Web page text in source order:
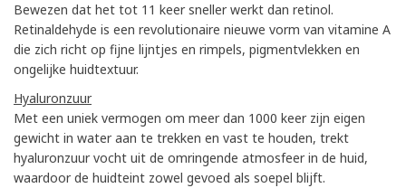
Bewezen dat het tot 11 keer sneller werkt dan retinol.
Retinaldehyde is een revolutionaire nieuwe vorm van vitamine A
die zich richt op fijne lijntjes en rimpels, pigmentvlekken en
ongelijke huidtextuur.
Hyaluronzuur
Met een uniek vermogen om meer dan 1000 keer zijn eigen
gewicht in water aan te trekken en vast te houden, trekt
hyaluronzuur vocht uit de omringende atmosfeer in de huid,
waardoor de huidteint zowel gevoed als soepel blijft.